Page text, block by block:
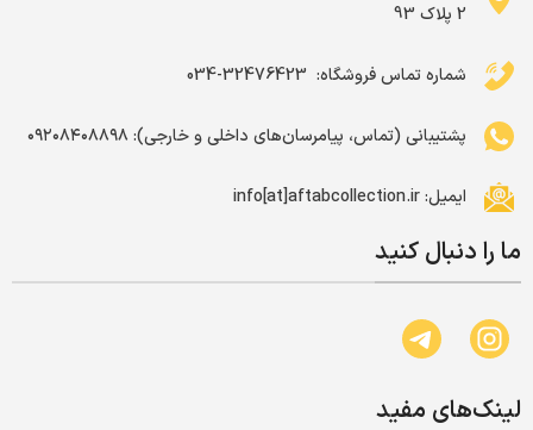
2 پلاک 93
شماره تماس فروشگاه: ‌ 32476423-034
پشتیبانی (تماس، پیامرسان‌های داخلی و خارجی): ۰۹۲۰۸۴۰۸۸۹۸
ایمیل: info[at]aftabcollection.ir
ما را دنبال کنید
لینک‌های مفید